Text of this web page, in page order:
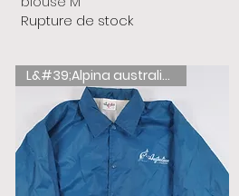
Rupture de stock
L&#39;Alpina australienne